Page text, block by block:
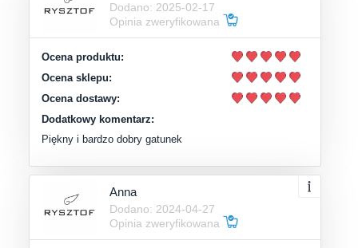
Dodano: 2025-02-17
Opinia zweryfikowana
Ocena produktu:
Ocena sklepu:
Ocena dostawy:
Dodatkowy komentarz:
Piękny i bardzo dobry gatunek
Anna
Dodano: 2024-04-27
Opinia zweryfikowana